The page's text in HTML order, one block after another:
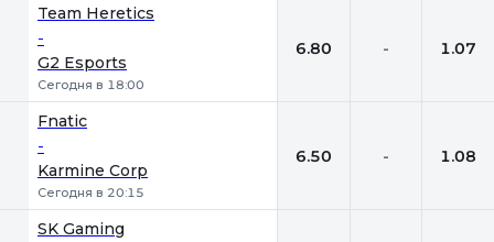
Team Heretics
-
G2 Esports
Сегодня в 18:00
6.80 - 1.07
Fnatic
-
Karmine Corp
Сегодня в 20:15
6.50 - 1.08
SK Gaming